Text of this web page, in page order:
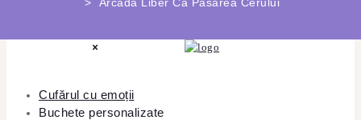
Cufărul cu emoții
Buchete personalizate